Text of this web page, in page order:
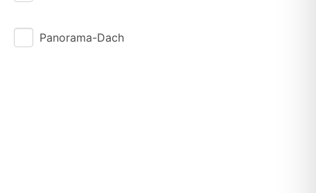
Panorama-Dach